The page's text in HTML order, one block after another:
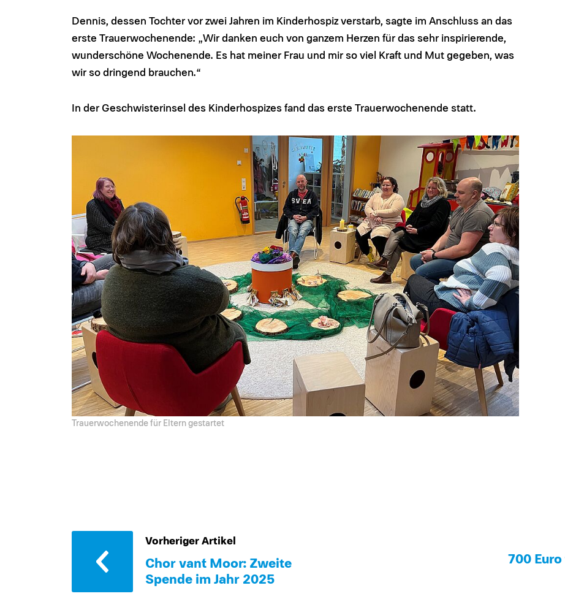
Dennis, dessen Tochter vor zwei Jahren im Kinderhospiz verstarb, sagte im Anschluss an das
erste Trauerwochenende: „Wir danken euch von ganzem Herzen für das sehr inspirierende,
wunderschöne Wochenende. Es hat meiner Frau und mir so viel Kraft und Mut gegeben, was
wir so dringend brauchen.“
In der Geschwisterinsel des Kinderhospizes fand das erste Trauerwochenende statt.
Trauerwochenende für Eltern gestartet
Vorheriger Artikel
Chor van´t Moor: Zweite
Spende im Jahr 2025
700